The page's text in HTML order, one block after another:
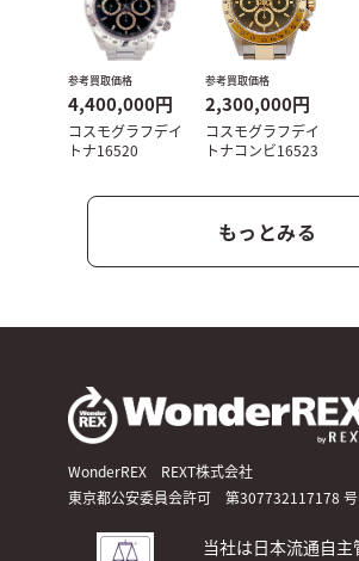
参考買取価格
4,400,000円
コスモグラフデイ
トナ16520
参考買取価格
2,300,000円
コスモグラフデイ
トナコンビ16523
もっとみる
WonderREX REXT株式会社
東京都公安委員会許可 第307732117178 号
当社は日本流通自主